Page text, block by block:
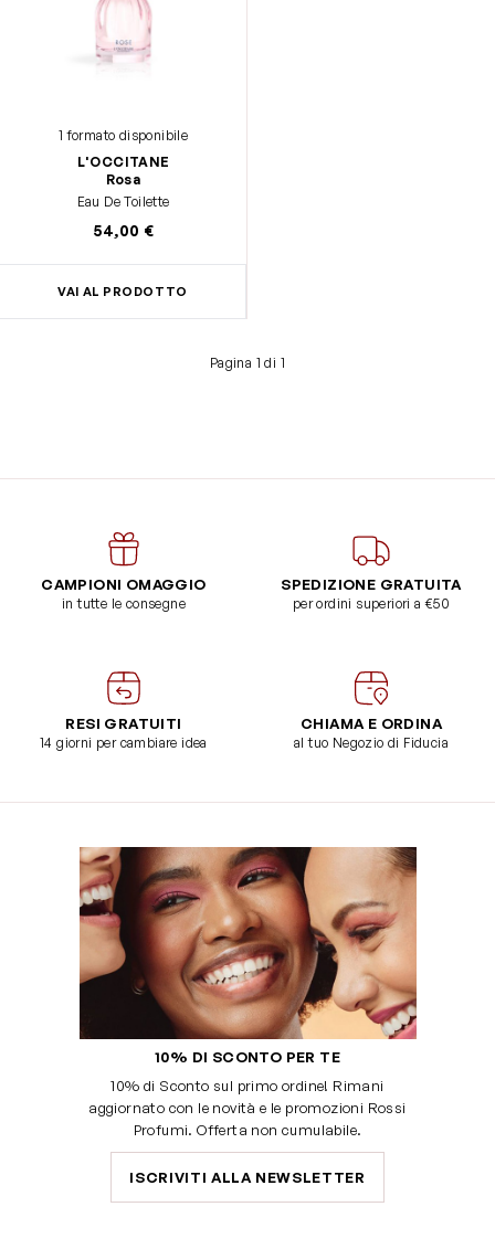
1 formato disponibile
L'OCCITANE
Rosa
Eau De Toilette
54,00 €
VAI AL PRODOTTO
Pagina 1 di 1
CAMPIONI OMAGGIO
in tutte le consegne
SPEDIZIONE GRATUITA
per ordini superiori a €50
RESI GRATUITI
14 giorni per cambiare idea
CHIAMA E ORDINA
al tuo Negozio di Fiducia
10% DI SCONTO PER TE
10% di Sconto sul primo ordine! Rimani
aggiornato con le novità e le promozioni Rossi
Profumi. Offerta non cumulabile.
ISCRIVITI ALLA NEWSLETTER